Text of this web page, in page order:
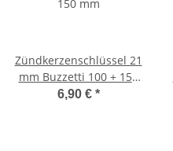
Zündkerzenschlüssel 21
mm Buzzetti 100 + 150
mm
6,90 € *